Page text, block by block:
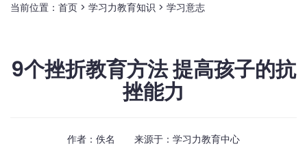
当前位置： 首页 > 学习力教育知识 > 学习意志
9个挫折教育方法 提高孩子的抗
挫能力
作者：佚名 来源于： 学习力教育中心